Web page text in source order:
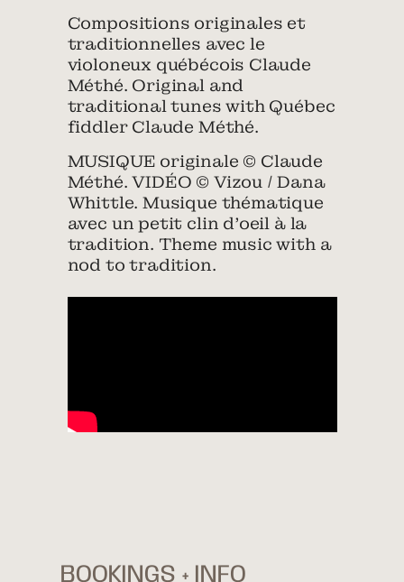
Compositions originales et
traditionnelles avec le
violoneux québécois Claude
Méthé. Original and
traditional tunes with Québec
fiddler Claude Méthé.
MUSIQUE originale © Claude
Méthé. VIDÉO © Vizou / Dana
Whittle. Musique thématique
avec un petit clin d’oeil à la
tradition. Theme music with a
nod to tradition.
BOOKINGS + INFO